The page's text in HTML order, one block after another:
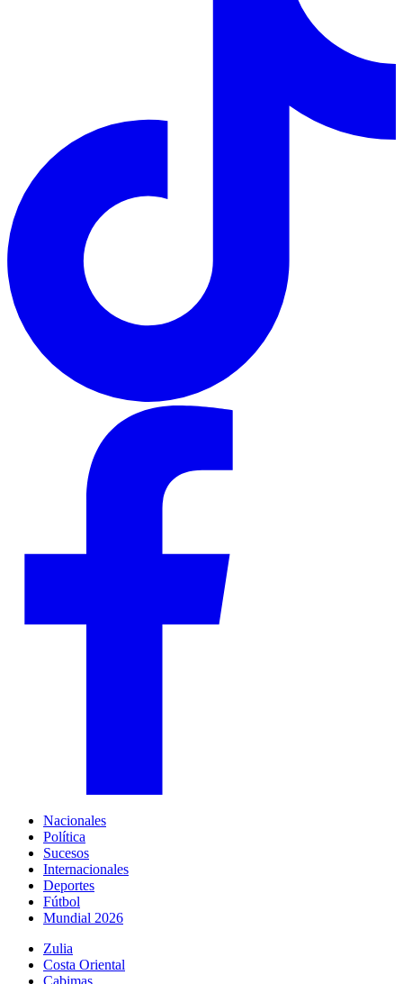
Nacionales
Política
Sucesos
Internacionales
Deportes
Fútbol
Mundial 2026
Zulia
Costa Oriental